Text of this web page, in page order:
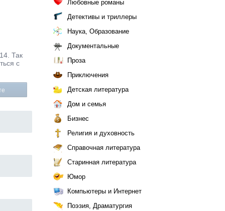
Так
с
Любовные романы
Детективы и триллеры
Наука, Образование
Документальные
Проза
Приключения
Детская литература
Дом и семья
Бизнес
Религия и духовность
Справочная литература
Старинная литература
Юмор
Компьютеры и Интернет
Поэзия, Драматургия